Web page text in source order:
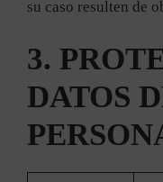
su caso resulten de
3.
DATOS